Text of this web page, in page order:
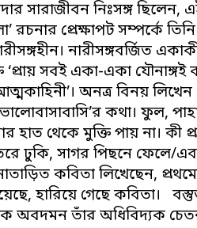
সারাজীবন নিঃসঙ্গ ছিলেন,
রচনার প্রেক্ষাপট সম্পর্কে
নারীসঙ্গবর্জিত
সবই একা-একা যৌনাঙ্গই
অনত্র বিনয়
কথা। ফুল,
হাত থেকে মুক্তি পায় না।
ঢুকি, সাগর পিছনে ফেলে/
কবিতা লিখেছেন,
হারিয়ে গেছে কবিতা।
অবদমন তাঁর অধিবিদ্যক